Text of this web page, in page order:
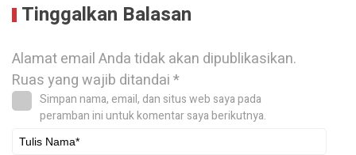
Tinggalkan Balasan
Alamat email Anda tidak akan dipublikasikan.
Ruas yang wajib ditandai*
Simpan nama, email, dan situs web saya pada
peramban ini untuk komentar saya berikutnya.